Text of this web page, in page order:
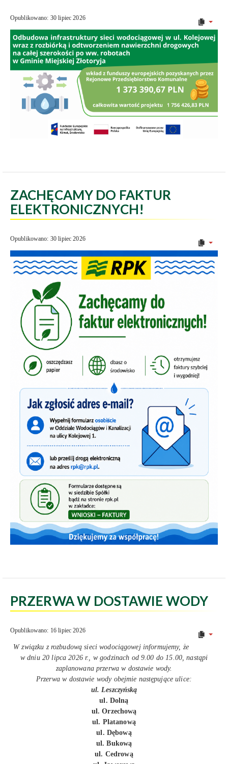
Opublikowano: 30 lipiec 2026
ZACHĘCAMY DO FAKTUR
ELEKTRONICZNYCH!
Opublikowano: 30 lipiec 2026
PRZERWA W DOSTAWIE WODY
Opublikowano: 16 lipiec 2026
W związku z rozbudową sieci wodociągowej informujemy, że
w dniu 20 lipca 2026 r., w godzinach od 9.00 do 15.00, nastąpi
zaplanowana przerwa w dostawie wody.
Przerwa w dostawie wody obejmie następujące ulice:
ul. Leszczyńską
ul. Dolną
ul. Orzechową
ul. Platanową
ul. Dębową
ul. Bukową
ul. Cedrową